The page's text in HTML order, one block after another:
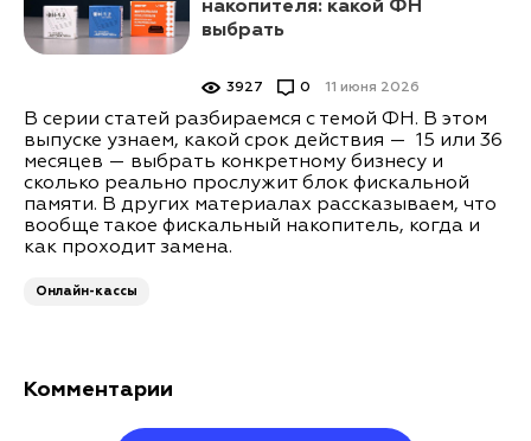
накопителя: какой ФН
выбрать
11 июня 2026
3927 0
В серии статей разбираемся с темой ФН. В этом
выпуске узнаем, какой срок действия — 15 или 36
месяцев — выбрать конкретному бизнесу и
сколько реально прослужит блок фискальной
памяти. В других материалах рассказываем, что
вообще такое фискальный накопитель, когда и
как проходит замена.
Онлайн-кассы
Комментарии